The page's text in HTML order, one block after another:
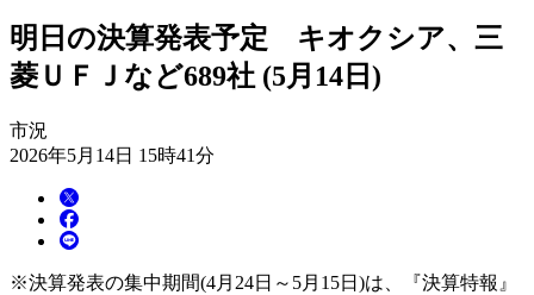
明日の決算発表予定 キオクシア、三
菱ＵＦＪなど689社 (5月14日)
市況
2026年5月14日 15時41分
※決算発表の集中期間(4月24日～5月15日)は、『決算特報』